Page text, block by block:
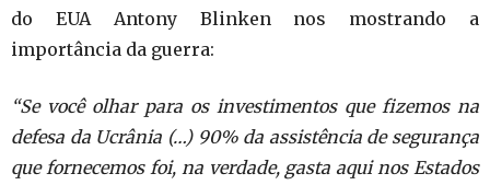
do EUA Antony Blinken nos mostrando a
importância da guerra:
“Se você olhar para os investimentos que fizemos na
defesa da Ucrânia (…) 90% da assistência de segurança
que fornecemos foi, na verdade, gasta aqui nos Estados